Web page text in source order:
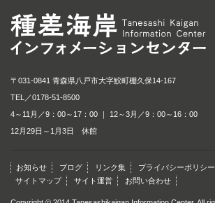
〒031-0841 青森県八戸市大字鮫町棚久保14-167
TEL／0178-51-8500
4～11月／9：00～17：00 ｜ 12～3月／9：00～16：00
12月29日～1月3日 休館
お知らせ ブログ リンク集 プライバシーポリシー
サイトマップ
サイト運営 お問い合わせ